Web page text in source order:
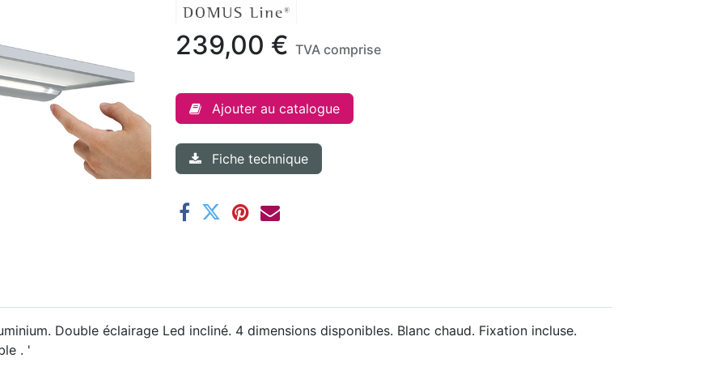
239,00 € TVA comprise
Ajouter au catalogue
Fiche technique
Double éclairage Led incliné. 4 dimensions disponibles. Blanc chaud. Fixation incluse.
. '